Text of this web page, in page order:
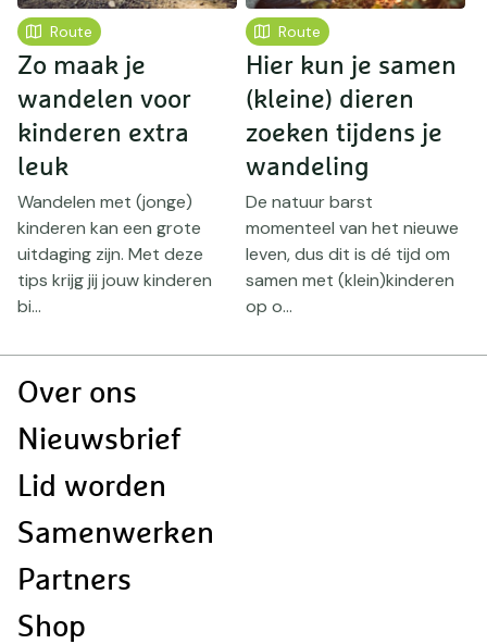
Route
Zo maak je
wandelen voor
kinderen extra
leuk
Wandelen met (jonge)
kinderen kan een grote
uitdaging zijn. Met deze
tips krijg jij jouw kinderen
bi...
Route
Hier kun je samen
(kleine) dieren
zoeken tijdens je
wandeling
De natuur barst
momenteel van het nieuwe
leven, dus dit is dé tijd om
samen met (klein)kinderen
op o...
Doormat
Over ons
Nieuwsbrief
Lid worden
Samenwerken
Partners
Shop